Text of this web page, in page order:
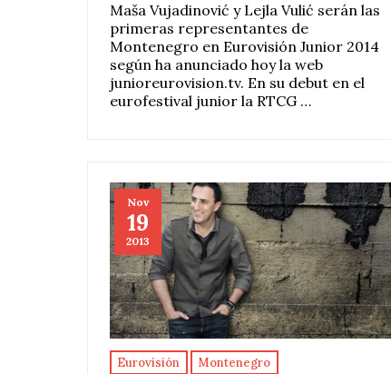
Maša Vujadinović y Lejla Vulić serán las
primeras representantes de
Montenegro en Eurovisión Junior 2014
según ha anunciado hoy la web
junioreurovision.tv. En su debut en el
eurofestival junior la RTCG …
Nov
19
2013
Eurovisión Montenegro